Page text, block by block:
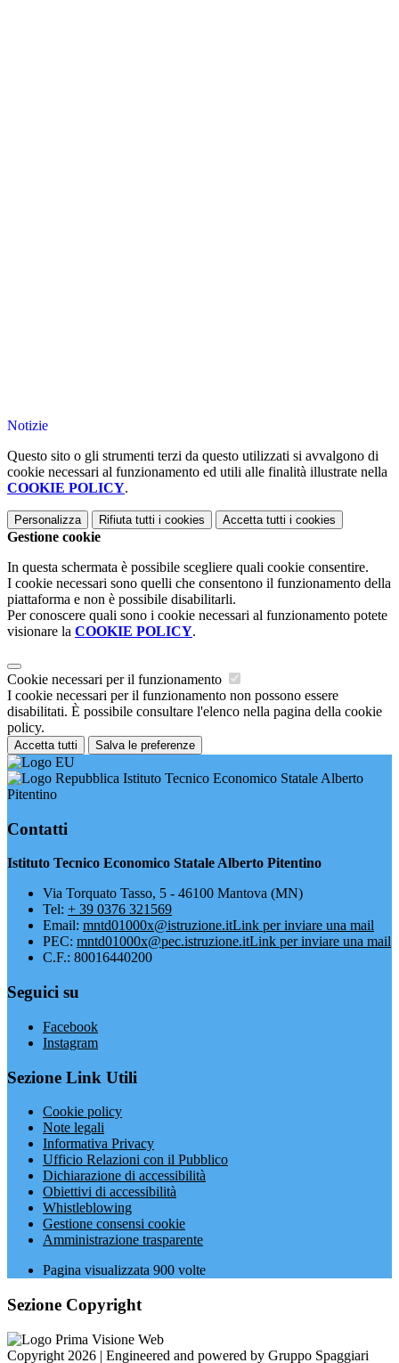
Notizie
Questo sito o gli strumenti terzi da questo utilizzati si avvalgono di
cookie necessari al funzionamento ed utili alle finalità illustrate nella
COOKIE POLICY.
Personalizza Rifiuta tutti i cookies Accetta tutti i cookies
Gestione cookie
In questa schermata è possibile scegliere quali cookie consentire.
I cookie necessari sono quelli che consentono il funzionamento della
piattaforma e non è possibile disabilitarli.
Per conoscere quali sono i cookie necessari al funzionamento potete
visionare la COOKIE POLICY.
Cookie necessari per il funzionamento
I cookie necessari per il funzionamento non possono essere
disabilitati. È possibile consultare l'elenco nella pagina della cookie
policy.
Accetta tutti Salva le preferenze
Istituto Tecnico Economico Statale Alberto
Pitentino
Contatti
Istituto Tecnico Economico Statale Alberto Pitentino
Via Torquato Tasso, 5 - 46100 Mantova (MN)
Tel: + 39 0376 321569
Email: mntd01000x@istruzione.itLink per inviare una mail
PEC: mntd01000x@pec.istruzione.itLink per inviare una mail
C.F.: 80016440200
Seguici su
Facebook
Instagram
Sezione Link Utili
Cookie policy
Note legali
Informativa Privacy
Ufficio Relazioni con il Pubblico
Dichiarazione di accessibilità
Obiettivi di accessibilità
Whistleblowing
Gestione consensi cookie
Amministrazione trasparente
Pagina visualizzata 900 volte
Sezione Copyright
Copyright 2026 | Engineered and powered by Gruppo Spaggiari